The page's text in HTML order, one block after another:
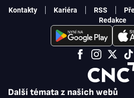
Další témata z našich webů
Kontakty Kariéra RSS
Redakce